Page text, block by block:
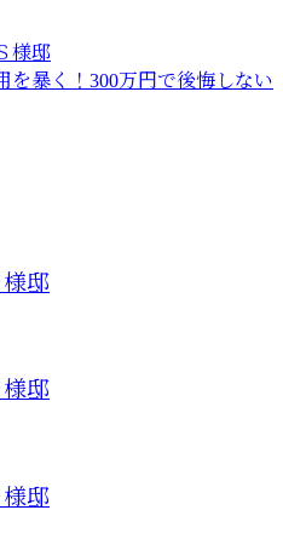
様邸
を暴く！300万円で後悔しない
邸
邸
邸